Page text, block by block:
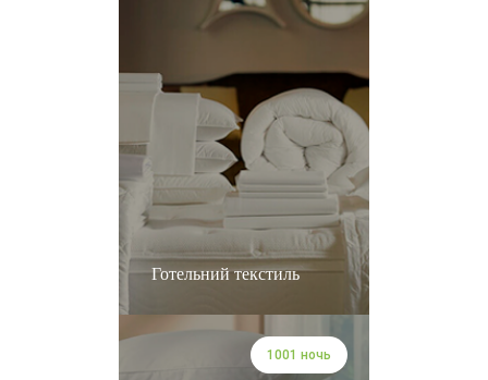
Готельний текстиль
1001 ночь